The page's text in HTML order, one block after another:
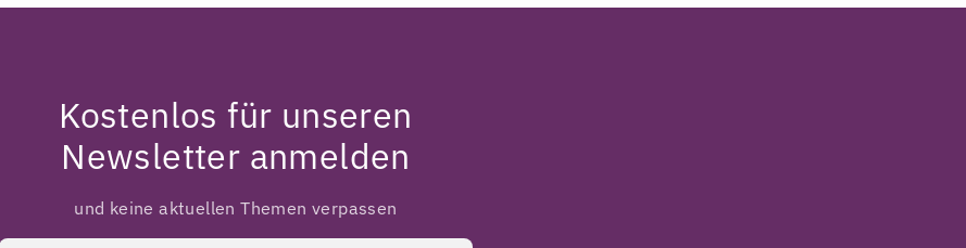
Kostenlos für unseren
Newsletter anmelden
und keine aktuellen Themen verpassen